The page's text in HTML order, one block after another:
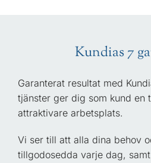
Kundias 7
Garanterat resultat med
tjänster ger dig som kund en
attraktivare arbetsplats.
Vi ser till att alla dina behov
tillgodosedda varje dag,